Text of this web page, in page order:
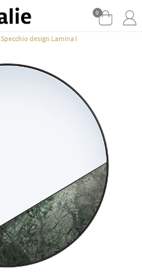
0
Specchio design Lamina I